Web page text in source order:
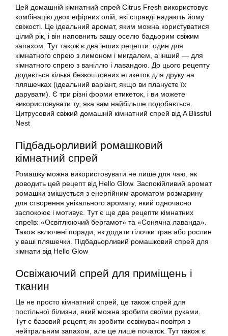
Цей домашній кімнатний спрей Citrus Fresh використовує
комбінацію двох ефірних олій, які справді надають йому
свіжості. Це ідеальний аромат, яким можна користуватися
цілий рік, і він наповнить вашу оселю бадьорим свіжим
запахом. Тут також є два інших рецепти: один для
кімнатного спрею з лимоном і мигдалем, а інший — для
кімнатного спрею з ваніллю і лавандою. До цього рецепту
додається кілька безкоштовних етикеток для друку на
пляшечках (ідеальний варіант, якщо ви плануєте їх
дарувати). Є три різні форми етикеток, і ви можете
використовувати ту, яка вам найбільше подобається.
Цитрусовий свіжий домашній кімнатний спрей від A Blissful
Nest
Підбадьорливий ромашковий
кімнатний спрей
Ромашку можна використовувати не лише для чаю, як
доводить цей рецепт від Hello Glow. Заспокійливий аромат
ромашки змішується з енергійним ароматом розмарину
для створення унікального аромату, який одночасно
заспокоює і мотивує. Тут є ще два рецепти кімнатних
спреїв: «Освітлюючий бергамот» та «Сонячна лаванда».
Також включені поради, як додати гілочки трав або рослин
у ваші пляшечки. Підбадьорливий ромашковий спрей для
кімнати від Hello Glow
Освіжаючий спрей для приміщень і
тканин
Це не просто кімнатний спрей, це також спрей для
постільної білизни, який можна зробити своїми руками.
Тут є базовий рецепт, як зробити освіжувач повітря з
нейтральним запахом, але це лише початок. Тут також є